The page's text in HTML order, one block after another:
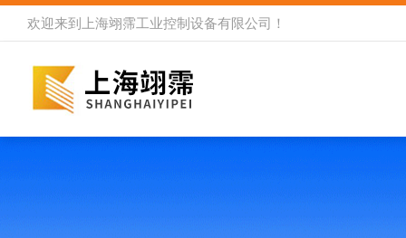
欢迎来到 上海翊霈工业控制设备有限公司 ！